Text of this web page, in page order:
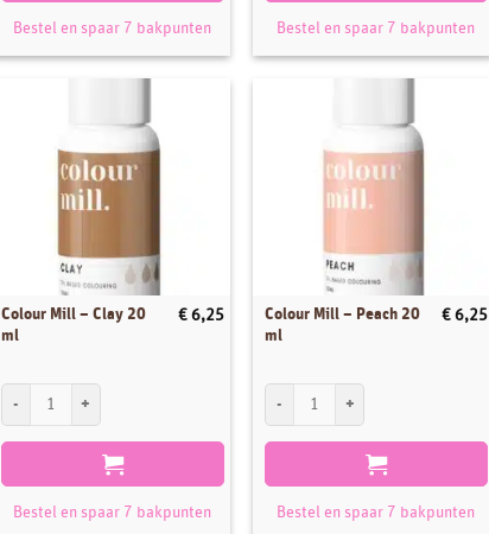
Bestel en spaar 7 bakpunten Bestel en spaar 7 bakpunten
Colour Mill – Clay 20
ml
€6,25
Bestel en spaar 7 bakpunten
Colour Mill – Peach 20
ml
€ 6,25
Bestel en spaar 7 bakpunten